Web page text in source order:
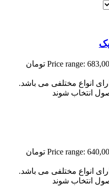
Price range: 683,000 تومان
انواع مختلفی می باشد.
انتخاب شوند
Price range: 640,000 تومان
انواع مختلفی می باشد.
انتخاب شوند